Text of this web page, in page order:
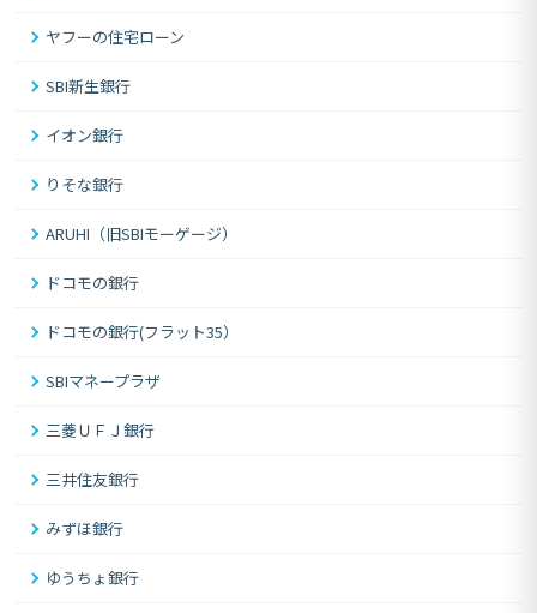
ヤフーの住宅ローン
SBI新生銀行
イオン銀行
りそな銀行
ARUHI（旧SBIモーゲージ）
ドコモの銀行
ドコモの銀行(フラット35）
SBIマネープラザ
三菱ＵＦＪ銀行
三井住友銀行
みずほ銀行
ゆうちょ銀行